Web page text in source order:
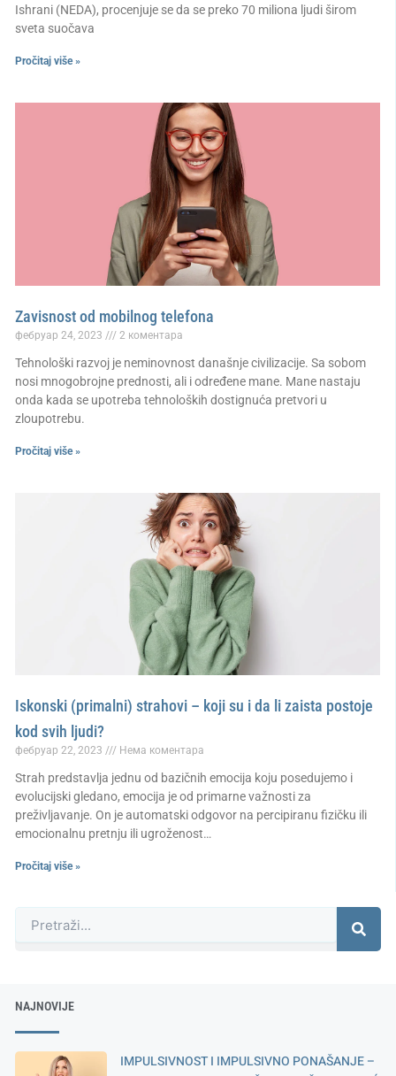
Ishrani (NEDA), procenjuje se da se preko 70 miliona ljudi širom
sveta suočava
Pročitaj više »
Zavisnost od mobilnog telefona
фебруар 24, 2023 2 коментара
Tehnološki razvoj je neminovnost današnje civilizacije. Sa sobom
nosi mnogobrojne prednosti, ali i određene mane. Mane nastaju
onda kada se upotreba tehnoloških dostignuća pretvori u
zloupotrebu.
Pročitaj više »
Iskonski (primalni) strahovi – koji su i da li zaista postoje
kod svih ljudi?
фебруар 22, 2023 Нема коментара
Strah predstavlja jednu od bazičnih emocija koju posedujemo i
evolucijski gledano, emocija je od primarne važnosti za
preživljavanje. On je automatski odgovor na percipiranu fizičku ili
emocionalnu pretnju ili ugroženost…
Pročitaj više »
NAJNOVIJE
IMPULSIVNOST I IMPULSIVNO PONAŠANJE –